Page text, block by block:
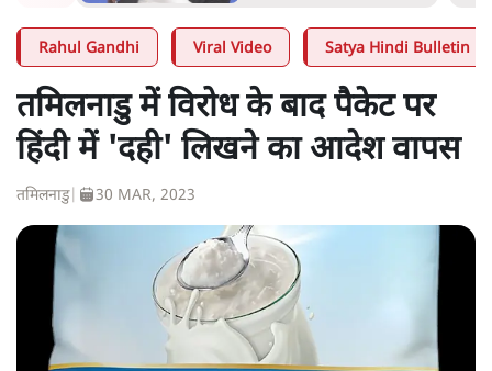
Rahul Gandhi Viral Video Satya Hindi Bulletin
तमिलनाडु में विरोध के बाद पैकेट पर
हिंदी में 'दही' लिखने का आदेश वापस
तमिलनाडु| 30 MAR, 2023